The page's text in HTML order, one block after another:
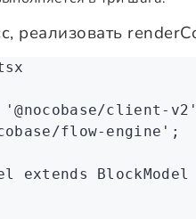
реализовать
'@nocobase/client-v2'
flow-engine' ;
extends BlockModel